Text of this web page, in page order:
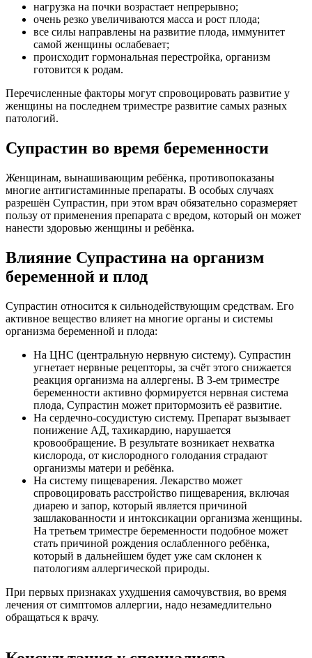
нагрузка на почки возрастает непрерывно;
очень резко увеличиваются масса и рост плода;
все силы направлены на развитие плода, иммунитет
самой женщины ослабевает;
происходит гормональная перестройка, организм
готовится к родам.
Перечисленные факторы могут спровоцировать развитие у
женщины на последнем триместре развитие самых разных
патологий.
Супрастин во время беременности
Женщинам, вынашивающим ребёнка, противопоказаны
многие антигистаминные препараты. В особых случаях
разрешён Супрастин, при этом врач обязательно соразмеряет
пользу от применения препарата с вредом, который он может
нанести здоровью женщины и ребёнка.
Влияние Супрастина на организм
беременной и плод
Супрастин относится к сильнодействующим средствам. Его
активное вещество влияет на многие органы и системы
организма беременной и плода:
На ЦНС (центральную нервную систему). Супрастин
угнетает нервные рецепторы, за счёт этого снижается
реакция организма на аллергены. В 3-ем триместре
беременности активно формируется нервная система
плода, Супрастин может притормозить её развитие.
На сердечно-сосудистую систему. Препарат вызывает
понижение АД, тахикардию, нарушается
кровообращение. В результате возникает нехватка
кислорода, от кислородного голодания страдают
организмы матери и ребёнка.
На систему пищеварения. Лекарство может
спровоцировать расстройство пищеварения, включая
диарею и запор, который является причиной
зашлакованности и интоксикации организма женщины.
На третьем триместре беременности подобное может
стать причиной рождения ослабленного ребёнка,
который в дальнейшем будет уже сам склонен к
патологиям аллергической природы.
При первых признаках ухудшения самочувствия, во время
лечения от симптомов аллергии, надо незамедлительно
обращаться к врачу.